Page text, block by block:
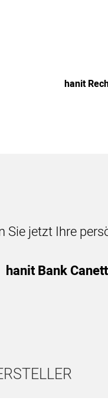
hanit
Sie jetzt Ihre
hanit Bank